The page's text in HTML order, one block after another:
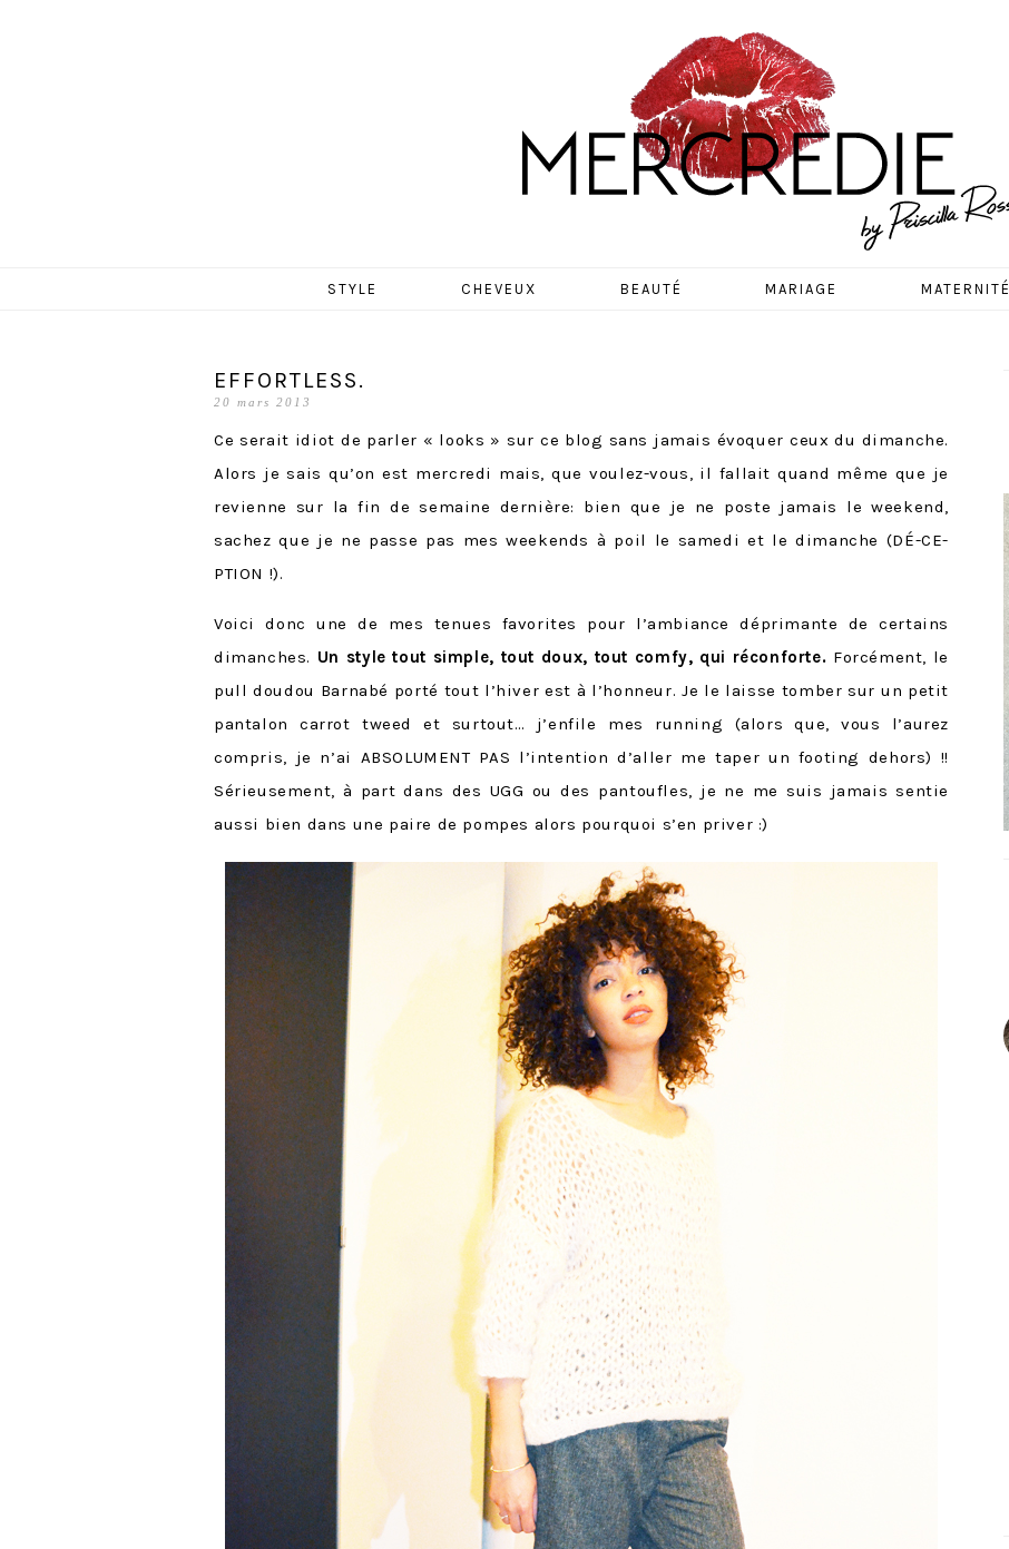
MERCREDIE
STYLE CHEVEUX BEAUTÉ MARIAGE MATERNITÉ
EFFORTLESS.
20 mars 2013
Ce serait idiot de parler « looks » sur ce blog sans jamais évoquer ceux du dimanche.
Alors je sais qu’on est mercredi mais, que voulez-vous, il fallait quand même que je
revienne sur la fin de semaine dernière: bien que je ne poste jamais le weekend,
sachez que je ne passe pas mes weekends à poil le samedi et le dimanche (DÉ-CE-
PTION !).
Voici donc une de mes tenues favorites pour l’ambiance déprimante de certains
dimanches. Un style tout simple, tout doux, tout comfy, qui réconforte. Forcément, le
pull doudou Barnabé porté tout l’hiver est à l’honneur. Je le laisse tomber sur un petit
pantalon carrot tweed et surtout… j’enfile mes running (alors que, vous l’aurez
compris, je n’ai ABSOLUMENT PAS l’intention d’aller me taper un footing dehors) !!
Sérieusement, à part dans des UGG ou des pantoufles, je ne me suis jamais sentie
aussi bien dans une paire de pompes alors pourquoi s’en priver :)